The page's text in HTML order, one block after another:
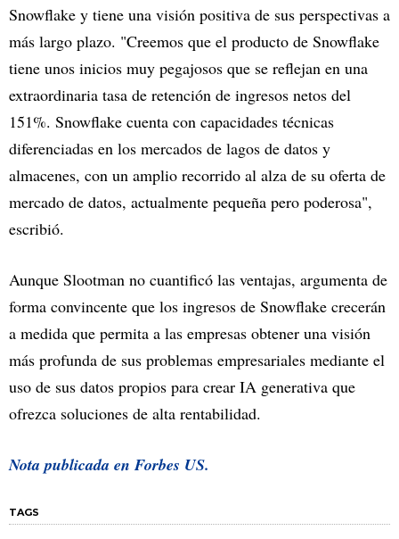
Snowflake y tiene una visión positiva de sus perspectivas a
más largo plazo. "Creemos que el producto de Snowflake
tiene unos inicios muy pegajosos que se reflejan en una
extraordinaria tasa de retención de ingresos netos del
151%. Snowflake cuenta con capacidades técnicas
diferenciadas en los mercados de lagos de datos y
almacenes, con un amplio recorrido al alza de su oferta de
mercado de datos, actualmente pequeña pero poderosa",
escribió.
Aunque Slootman no cuantificó las ventajas, argumenta de
forma convincente que los ingresos de Snowflake crecerán
a medida que permita a las empresas obtener una visión
más profunda de sus problemas empresariales mediante el
uso de sus datos propios para crear IA generativa que
ofrezca soluciones de alta rentabilidad.
Nota publicada en Forbes US.
TAGS